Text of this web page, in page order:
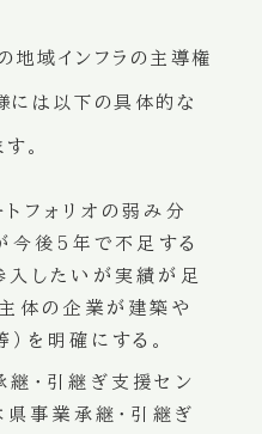
地域インフラの主導権
には以下の具体的な
。
フォリオの弱み分
今後5年で不足する
入したいが実績が足
体の企業が建築や
を明確にする。
・引継ぎ支援セン
県事業承継・引継ぎ